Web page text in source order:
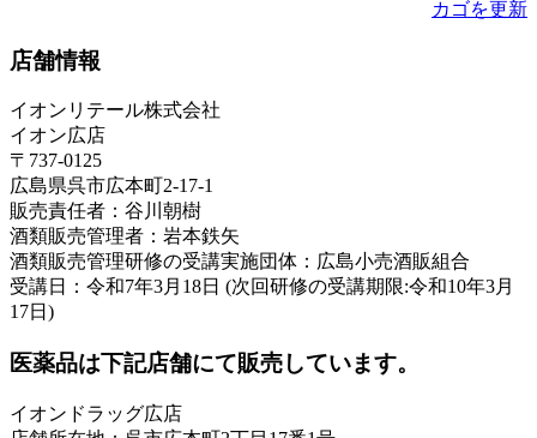
カゴを更新
店舗情報
イオンリテール株式会社
イオン広店
〒737-0125
広島県呉市広本町2-17-1
販売責任者：谷川朝樹
酒類販売管理者：岩本鉄矢
酒類販売管理研修の受講実施団体：広島小売酒販組合
受講日：令和7年3月18日 (次回研修の受講期限:令和10年3月
17日)
医薬品は下記店舗にて販売しています。
イオンドラッグ広店